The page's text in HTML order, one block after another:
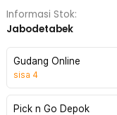
Informasi Stok:
Jabodetabek
Gudang Online
sisa 4
Pick n Go Depok